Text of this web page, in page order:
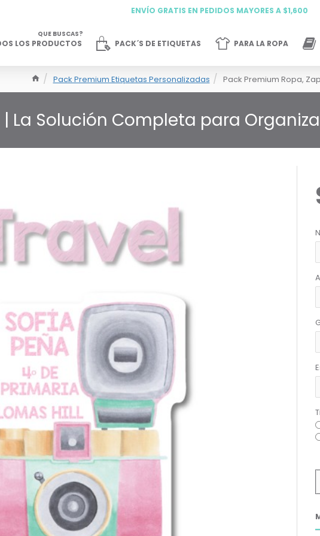
ENVÍO GRATIS EN PEDIDOS MAYORES A $1,600
LOS PRODUCTOS
QUE BUSCAS?
PACK´S DE ETIQUETAS PARA LA ROPA
Pack Premium Etiquetas Personalizadas Pack Premium Ropa,
La Solución Completa para